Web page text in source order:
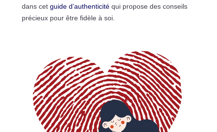
dans cet guide d’authenticitéqui propose des conseils
précieux pour être fidèle à soi.